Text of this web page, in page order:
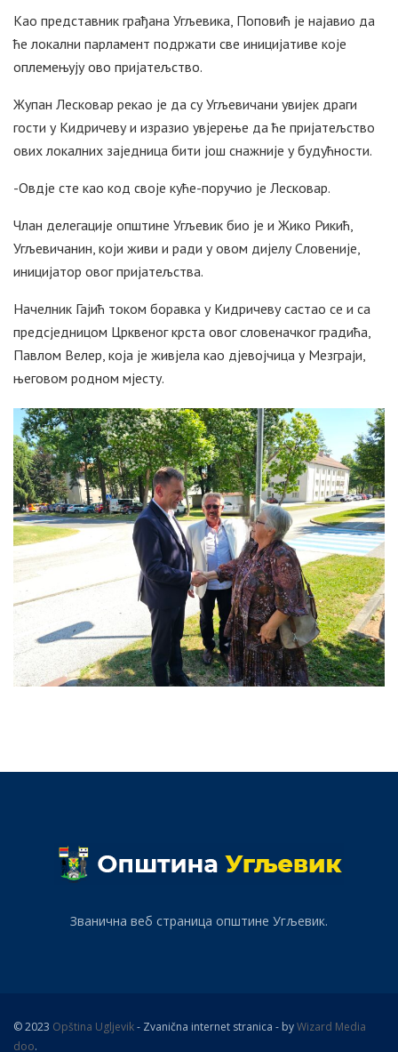
Као представник грађана Угљевика, Поповић је најавио да
ће локални парламент подржати све иницијативе које
оплемењују ово пријатељство.
Жупан Лесковар рекао је да су Угљевичани увијек драги
гости у Кидричеву и изразио увјерење да ће пријатељство
ових локалних заједница бити још снажније у будућности.
-Овдје сте као код своје куће-поручио је Лесковар.
Члан делегације општине Угљевик био је и Жико Рикић,
Угљевичанин, који живи и ради у овом дијелу Словеније,
иницијатор овог пријатељства.
Начелник Гајић током боравка у Кидричеву састао се и са
предсједницом Црквеног крста овог словеначког градића,
Павлом Велер, која је живјела као дјевојчица у Мезграји,
његовом родном мјесту.
Званична веб страница општине Угљевик.
© 2023 Opština Ugljevik- Zvanična internet stranica - byWizard Media
doo.